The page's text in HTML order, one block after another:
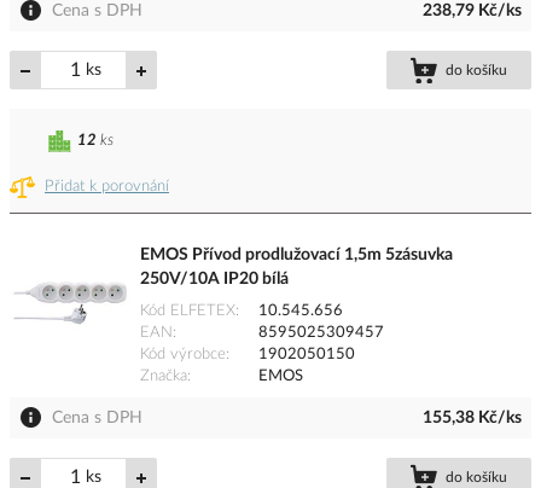
Cena s DPH 238,79 Kč/ks
ks do košíku
Přidat k porovnání
12 ks
EMOS Přívod prodlužovací 1,5m 5zásuvka
250V/10A IP20 bílá
Kód ELFETEX
10.545.656
EAN
8595025309457
Kód výrobce
1902050150
Značka
EMOS
Cena s DPH 155,38 Kč/ks
ks do košíku